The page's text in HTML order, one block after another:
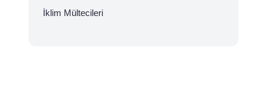
İklim Mültecileri